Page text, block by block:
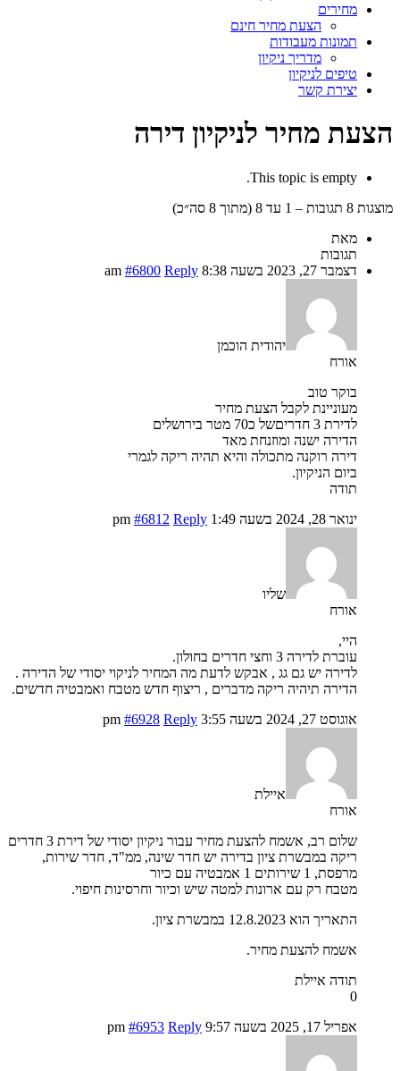
מחירים
הצעת מחיר חינם
תמונות מעבודות
מדריך ניקיון
טיפים לניקיון
יצירת קשר
הצעת מחיר לניקיון דירה
This topic is empty.
מוצגות 8 תגובות – 1 עד 8 (מתוך 8 סה״כ)
מאת
תגובות
דצמבר 27, 2023 בשעה 8:38 am
#6800 Reply
יהודית הוכמן
אורח
בוקר טוב
מעוניינת לקבל הצעת מחיר
לדירת 3 חדריםשל כ70 מטר בירושלים
הדירה ישנה ומוזנחת מאד
דירה רוקנה מתכולה והיא תהיה ריקה לגמרי
ביום הניקיון.
תודה
ינואר 28, 2024 בשעה 1:49 pm
#6812 Reply
שליו
אורח
היי,
עוברת לדירה 3 וחצי חדרים בחולון.
לדירה יש גם גג , אבקש לדעת מה המחיר לניקוי יסודי של הדירה .
הדירה תיהיה ריקה מדברים , ריצוף חדש מטבח ואמבטיה חדשים.
אוגוסט 27, 2024 בשעה 3:55 pm
#6928 Reply
איילת
אורח
שלום רב, אשמח להצעת מחיר עבור ניקיון יסודי של דירת 3 חדרים
ריקה במבשרת ציון בדירה יש חדר שינה, ממ"ד, חדר שירות,
מרפסת, 1 שירותים 1 אמבטיה עם כיור
מטבח רק עם ארונות למטה שיש וכיור וחרסינות חיפוי.
התאריך הוא 12.8.2023 במבשרת ציון.
אשמח להצעת מחיר.
תודה איילת
0
אפריל 17, 2025 בשעה 9:57 pm
#6953 Reply